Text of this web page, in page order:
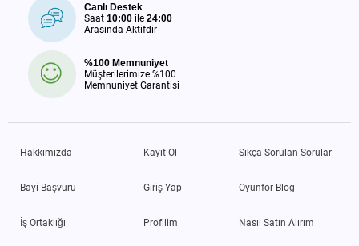
Canlı Destek
Saat 10:00 ile 24:00
Arasında Aktifdir
%100 Memnuniyet
Müşterilerimize %100
Memnuniyet Garantisi
Hakkımızda
Bayi Başvuru
İş Ortaklığı
Kayıt Ol
Giriş Yap
Profilim
Sıkça Sorulan Sorular
Oyunfor Blog
Nasıl Satın Alırım